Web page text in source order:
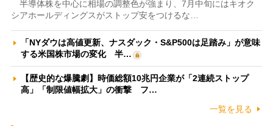
半導体株を中心に相場の調整色が強まり、7月中旬にはキオク
シアホールディングスがストップ安をつけるな…
「NYダウは高値更新、ナスダック・S&P500は足踏み」が意味
する米国株市場の変化 半…
【歴史的な爆騰劇】時価総額10兆円企業が「2連続ストップ
高」「制限値幅拡大」の衝撃 フ…
一覧を見る